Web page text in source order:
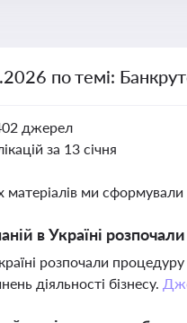
по темі:
джерел
за 13 січня
матеріалів ми сформували
в Україні
розпочали
діяльності бізнесу.